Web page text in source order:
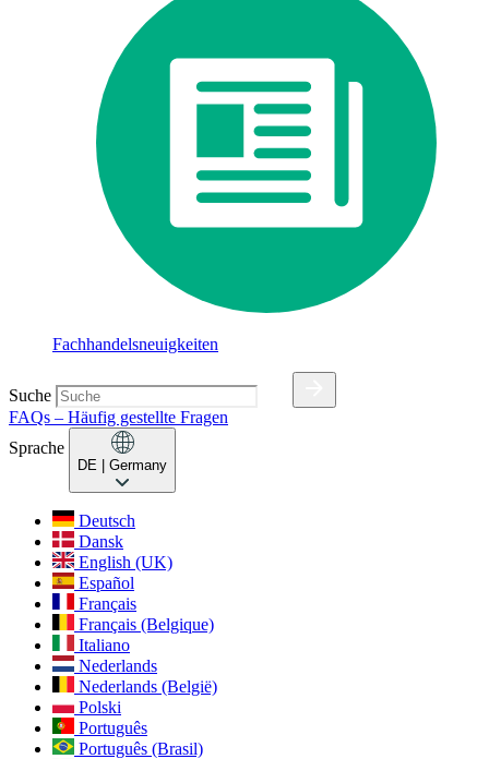
Fachhandelsneuigkeiten
Suche
FAQs – Häufig gestellte Fragen
Sprache
DE | Germany
Deutsch
Dansk
English (UK)
Español
Français
Français (Belgique)
Italiano
Nederlands
Nederlands (België)
Polski
Português
Português (Brasil)